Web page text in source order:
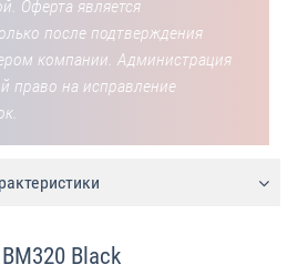
Оферта является
после подтверждения
компании. Администрация
право на исправление
Black